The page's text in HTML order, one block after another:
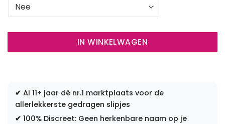
IN WINKELWAGEN
✔ Al 11+ jaar dé nr.1 marktplaats voor de
allerlekkerste gedragen slipjes
✔ 100% Discreet: Geen herkenbare naam op je